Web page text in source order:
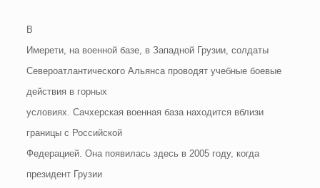
В
Имерети, на военной базе, в Западной Грузии, солдаты
Североатлантического Альянса проводят учебные боевые
действия в горных
условиях. Сачхерская военная база находится вблизи
границы с Российской
Федерацией. Она появилась здесь в 2005 году, когда
президент Грузии